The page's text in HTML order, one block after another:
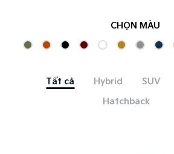
CHỌN MÀU
Tất cả Hybrid SUV
Hatchback